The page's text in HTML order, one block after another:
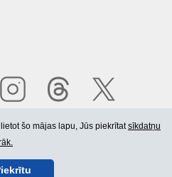
"BEZRINDAS.LV".
šo mājas lapu, Jūs piekrītatsīkdatņu